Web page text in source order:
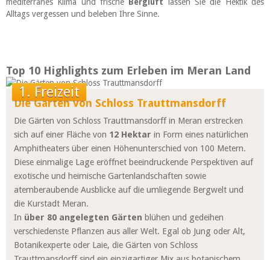
Alltags vergessen und beleben Ihre Sinne.
Top 10 Highlights zum Erleben im Meran Land
1. Freizeit
Die Gärten von Schloss Trauttmansdorff
Die Gärten von Schloss Trauttmansdorff in Meran erstrecken
sich auf einer Fläche von 12 Hektar in Form eines natürlichen
Amphitheaters über einen Höhenunterschied von 100 Metern.
Diese einmalige Lage eröffnet beeindruckende Perspektiven auf
exotische und heimische Gartenlandschaften sowie
atemberaubende Ausblicke auf die umliegende Bergwelt und
die Kurstadt Meran.
In über 80 angelegten Gärten blühen und gedeihen
verschiedenste Pflanzen aus aller Welt. Egal ob Jung oder Alt,
Botanikexperte oder Laie, die Gärten von Schloss